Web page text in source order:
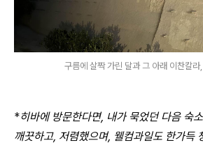
구름에 살짝 가린 달과 그 아래 이찬칼라
*히바에 방문한다면, 내가 묵었던 다음 숙
깨끗하고, 저렴했으며, 웰컴과일도 한가득